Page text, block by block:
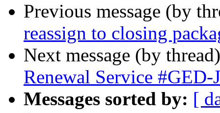
Previous message (by
reassign to closing
Next message (by
Renewal Service
Messages sorted by: [